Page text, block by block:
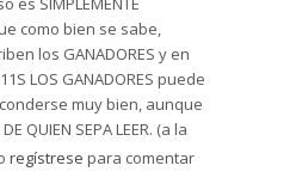
existió en la Edad
al oceano Pacifico. La
y la preparación del
descritos en el libro.
parte sobre
Sufre un error de
como bien se sabe,
los GANADORES y en
LOS GANADORES puede
muy bien, aunque
QUIEN SEPA LEER. (a la
opiniones).
regístrese para comentar